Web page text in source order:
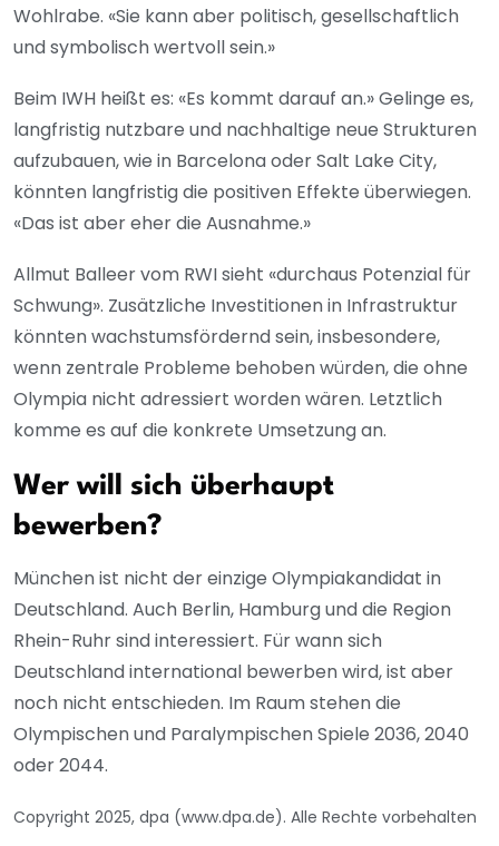
Wohlrabe. «Sie kann aber politisch, gesellschaftlich
und symbolisch wertvoll sein.»
Beim IWH heißt es: «Es kommt darauf an.» Gelinge es,
langfristig nutzbare und nachhaltige neue Strukturen
aufzubauen, wie in Barcelona oder Salt Lake City,
könnten langfristig die positiven Effekte überwiegen.
«Das ist aber eher die Ausnahme.»
Allmut Balleer vom RWI sieht «durchaus Potenzial für
Schwung». Zusätzliche Investitionen in Infrastruktur
könnten wachstumsfördernd sein, insbesondere,
wenn zentrale Probleme behoben würden, die ohne
Olympia nicht adressiert worden wären. Letztlich
komme es auf die konkrete Umsetzung an.
Wer will sich überhaupt
bewerben?
München ist nicht der einzige Olympiakandidat in
Deutschland. Auch Berlin, Hamburg und die Region
Rhein-Ruhr sind interessiert. Für wann sich
Deutschland international bewerben wird, ist aber
noch nicht entschieden. Im Raum stehen die
Olympischen und Paralympischen Spiele 2036, 2040
oder 2044.
Copyright 2025, dpa (www.dpa.de). Alle Rechte vorbehalten